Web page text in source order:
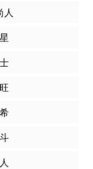
人